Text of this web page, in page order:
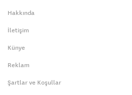
Hakkında
İletişim
Künye
Reklam
Şartlar ve Koşullar